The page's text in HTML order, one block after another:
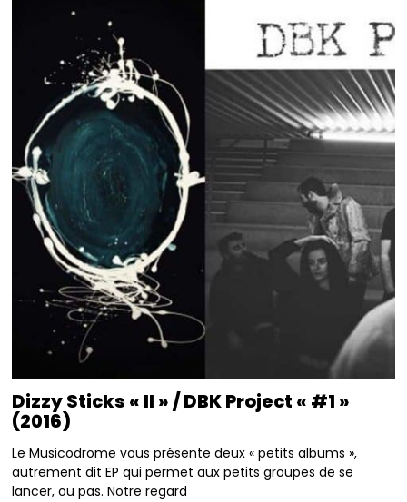
Dizzy Sticks « II » / DBK Project « #1 »
(2016)
Le Musicodrome vous présente deux « petits albums »,
autrement dit EP qui permet aux petits groupes de se
lancer, ou pas. Notre regard